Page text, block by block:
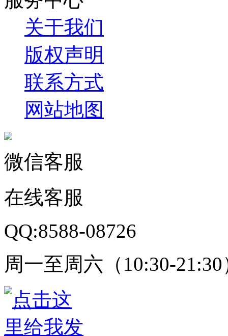
关于我们
版权声明
联系方式
网站地图
微信客服
在线客服
QQ:8588-08726
周一至周六（10:30-21:30